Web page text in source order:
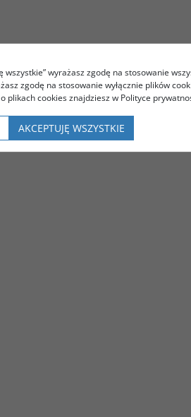
wyrażasz zgodę na stosowanie
zgodę na stosowanie wyłącznie plików
plikach cookies znajdziesz w Polityce
AKCEPTUJĘ WSZYSTKIE